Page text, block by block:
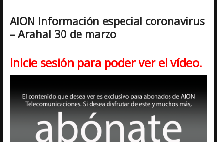
NOTICIASn
e
n
AION Información especial coronavirus
– Arahal 30 de marzo
Inicie sesión para poder ver el vídeo.